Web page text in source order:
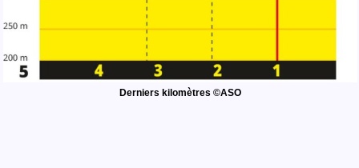
Derniers kilomètres ©ASO